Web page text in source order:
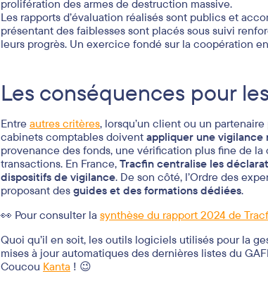
Le processus d’évaluation
L’évaluation mutuelle est un diagnostic réalisé par
efforts déployéspar un pays pour lutter contre le
prolifération des armes de destruction massive.
Les rapports d’évaluation réalisés sont publics et
présentant des faiblesses sont placés sous suivi
leurs progrès. Un exercice fondé sur la coopération
Les conséquences pour
autres critères